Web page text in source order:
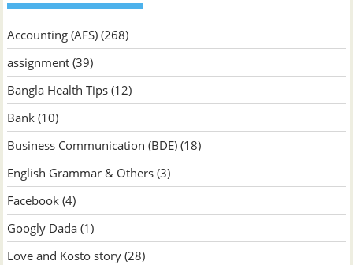
Accounting (AFS) (268)
assignment (39)
Bangla Health Tips (12)
Bank (10)
Business Communication (BDE) (18)
English Grammar & Others (3)
Facebook (4)
Googly Dada (1)
Love and Kosto story (28)